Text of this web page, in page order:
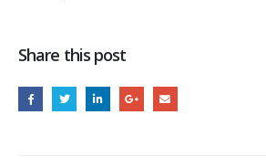
Share this post